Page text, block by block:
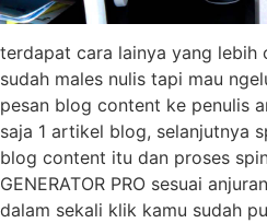
terdapat cara lainya yang lebih
sudah males nulis tapi mau
pesan blog content ke penulis
saja 1 artikel blog, selanjutnya
blog content itu dan proses
GENERATOR PRO sesuai
dalam sekali klik kamu sudah